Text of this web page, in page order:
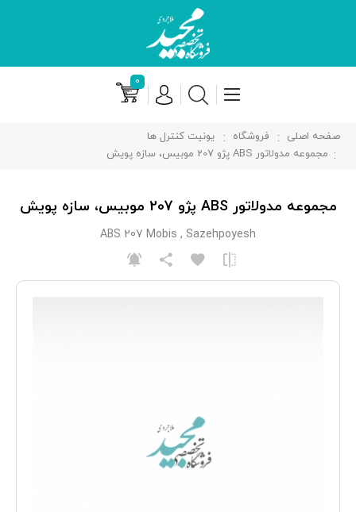
۰
صفحه اصلی فروشگاه
یونیت کنترل ها
مجموعه مدولاتور ABS پژو 207 موبیس، سازه پویش
مجموعه مدولاتور ABS پژو 207 موبیس، سازه پویش
ABS 207 Mobis , Sazehpoyesh